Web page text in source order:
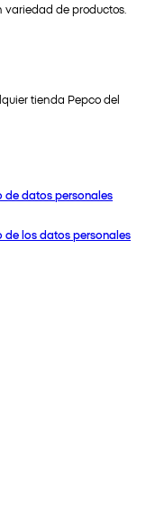
de productos.
tienda Pepco del
de datos personales
los datos personales